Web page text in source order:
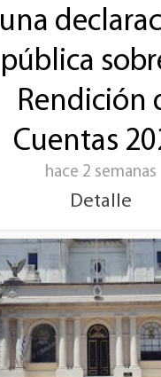
una
pública
Rendición
Cuentas
hace 2 semanas
Detalle